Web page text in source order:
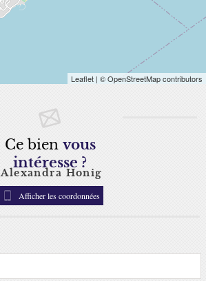
Leaflet | © OpenStreetMap contributors
Ce bien vous
intéresse ?
Alexandra Honig
Afficher les coordonnées